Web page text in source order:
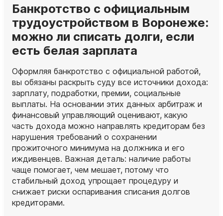
Банкротство с официальным
трудоустройством в Воронеже:
можно ли списать долги, если
есть белая зарплата
Оформляя банкротство с официальной работой,
вы обязаны раскрыть суду все источники дохода:
зарплату, подработки, премии, социальные
выплаты. На основании этих данных арбитраж и
финансовый управляющий оценивают, какую
часть дохода можно направлять кредиторам без
нарушения требований о сохранении
прожиточного минимума на должника и его
иждивенцев. Важная деталь: наличие работы
чаще помогает, чем мешает, потому что
стабильный доход упрощает процедуру и
снижает риски оспаривания списания долгов
кредиторами.